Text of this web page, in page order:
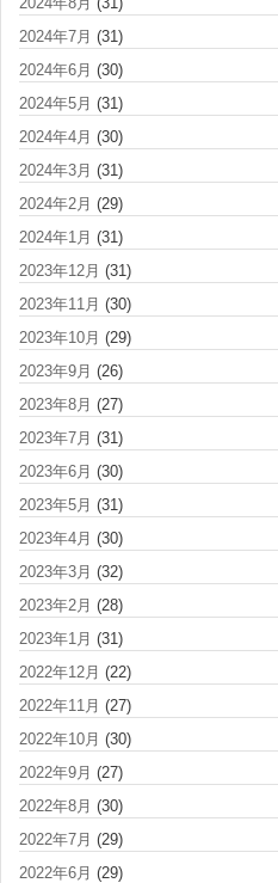
2024年7月 (31)
2024年6月 (30)
2024年5月 (31)
2024年4月 (30)
2024年3月 (31)
2024年2月 (29)
2024年1月 (31)
2023年12月 (31)
2023年11月 (30)
2023年10月 (29)
2023年9月 (26)
2023年8月 (27)
2023年7月 (31)
2023年6月 (30)
2023年5月 (31)
2023年4月 (30)
2023年3月 (32)
2023年2月 (28)
2023年1月 (31)
2022年12月 (22)
2022年11月 (27)
2022年10月 (30)
2022年9月 (27)
2022年8月 (30)
2022年7月 (29)
2022年6月 (29)